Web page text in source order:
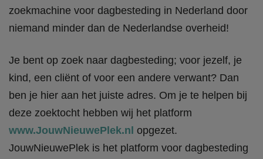
zoekmachine voor dagbesteding in Nederland door
niemand minder dan de Nederlandse overheid!
Je bent op zoek naar dagbesteding; voor jezelf, je
kind, een cliënt of voor een andere verwant? Dan
ben je hier aan het juiste adres. Om je te helpen bij
deze zoektocht hebben wij het platform
www.JouwNieuwePlek.nl opgezet.
JouwNieuwePlek is het platform voor dagbesteding